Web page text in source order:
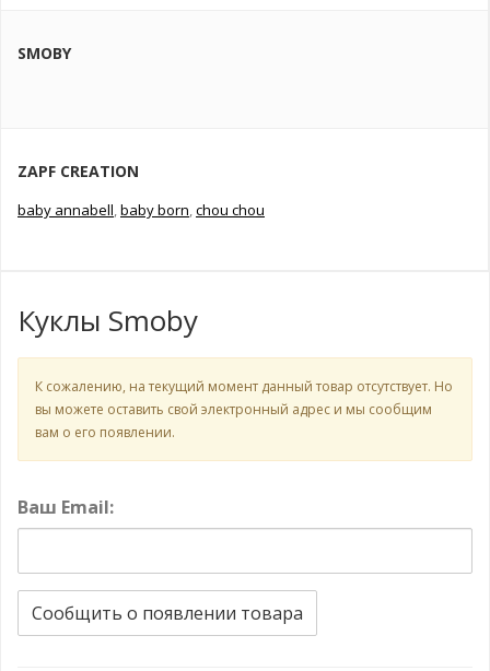
SMOBY
ZAPF CREATION
baby annabell,baby born,chou chou
Куклы Smoby
К сожалению, на текущий момент данный товар отсутствует. Но
вы можете оставить свой электронный адрес и мы сообщим
вам о его появлении.
Ваш Email:
Сообщить о появлении товара